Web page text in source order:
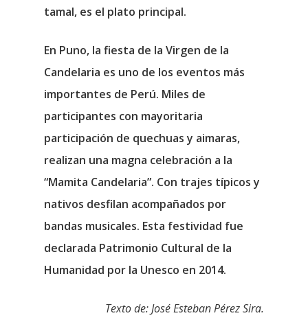
tamal, es el plato principal.
En Puno, la fiesta de la Virgen de la
Candelaria es uno de los eventos más
importantes de Perú. Miles de
participantes con mayoritaria
participación de quechuas y aimaras,
realizan una magna celebración a la
“Mamita Candelaria”. Con trajes típicos y
nativos desfilan acompañados por
bandas musicales. Esta festividad fue
declarada Patrimonio Cultural de la
Humanidad por la Unesco en 2014.
Texto de: José Esteban Pérez Sira.